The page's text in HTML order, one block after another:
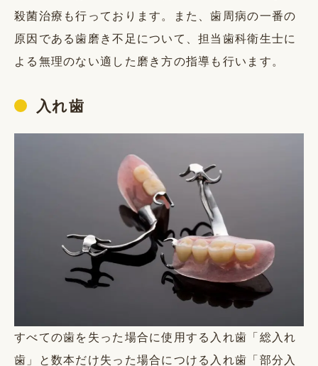
殺菌治療も行っております。また、歯周病の一番の
原因である歯磨き不足について、担当歯科衛生士に
よる無理のない適した磨き方の指導も行います。
入れ歯
すべての歯を失った場合に使用する入れ歯「総入れ
歯」と数本だけ失った場合につける入れ歯「部分入